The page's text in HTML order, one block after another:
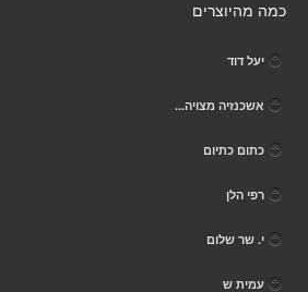
כמה מהיוצרים
יעל דוד
אשכנזיה מצויה...
כתום כתיום
רפי הלן
י. שר שלום
עמית ש